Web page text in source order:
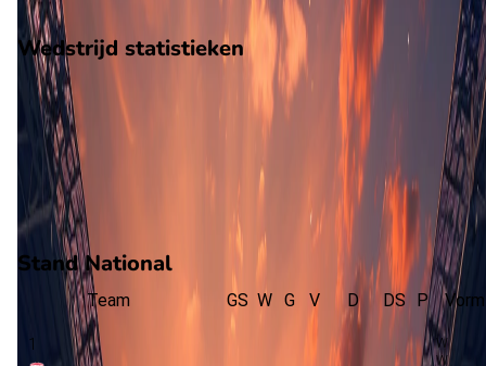
vorm
Wedstrijd statistieken
Verloop
Statistieken
Eindscore (0 - 1)
Eerste helft
Tweede helft
J. Domingues
Stand National
Team GS W G V D DS P Vorm
1